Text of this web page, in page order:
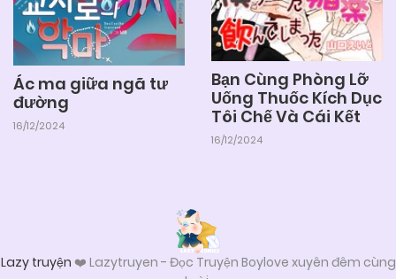
Ác ma giữa ngã tư
đường
16/12/2024
Bạn Cùng Phòng Lỡ
Uống Thuốc Kích Dục
Tôi Chế Và Cái Kết
16/12/2024
Lazy truyện ❤️ Lazytruyen - Đọc Truyện Boylove xuyên đêm cùng